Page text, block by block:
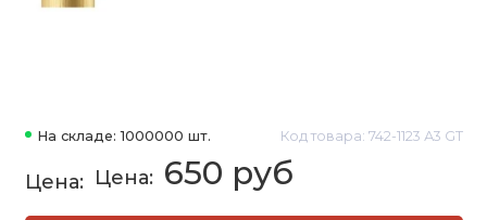
На складе: 1000000 шт. Код товара: 742-1123 А3 GT
650 руб